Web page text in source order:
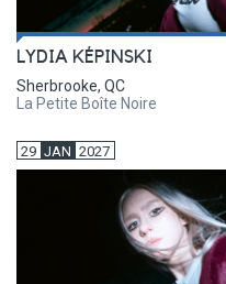
LYDIA KÉPINSKI
Sherbrooke, QC
La Petite Boîte Noire
29 JAN 2027